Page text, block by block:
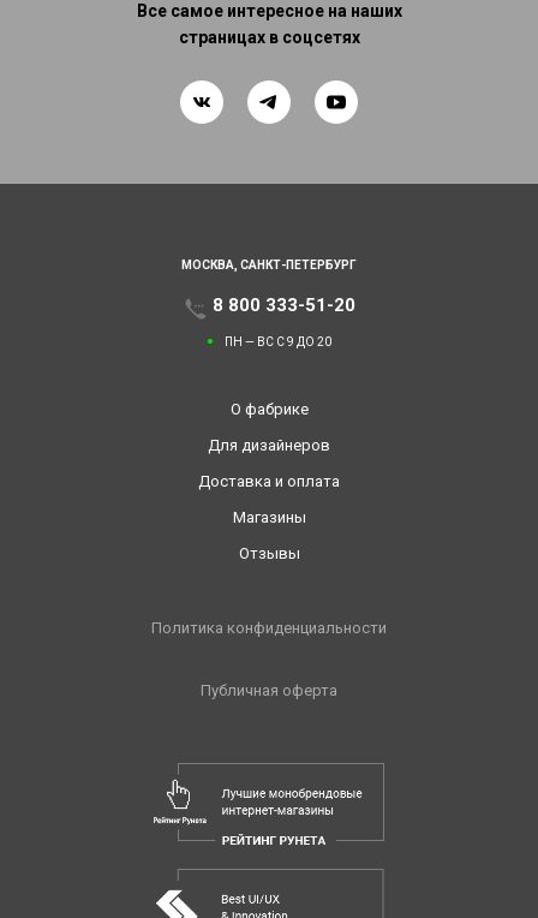
Все самое интересное на наших
страницах в соцсетях
МОСКВА, САНКТ-ПЕТЕРБУРГ
8 800 333-51-20
ПН — ВС С 9 ДО 20
О фабрике
Для дизайнеров
Доставка и оплата
Магазины
Отзывы
Политика конфиденциальности
Публичная оферта